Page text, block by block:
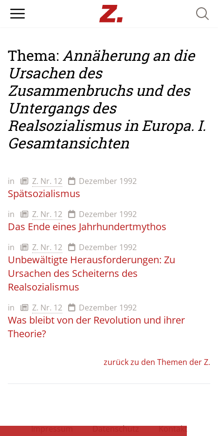
Thema: Annäherung an die
Ursachen des
Zusammenbruchs und des
Untergangs des
Realsozialismus in Europa. I.
Gesamtansichten
in Z. Nr. 12 Dezember 1992
Spätsozialismus
in Z. Nr. 12 Dezember 1992
Das Ende eines Jahrhundertmythos
in Z. Nr. 12 Dezember 1992
Unbewältigte Herausforderungen: Zu
Ursachen des Scheiterns des
Realsozialismus
in Z. Nr. 12 Dezember 1992
Was bleibt von der Revolution und ihrer
Theorie?
zurück zu den Themen der Z.
Impressum Datenschutz Kontakt